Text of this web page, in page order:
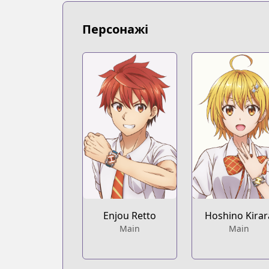
https://www.mangaupdates.com/
Book☆Walker
Official English
Official English
https://
Персонажі
Enjou Retto
Main
Hoshino
Main